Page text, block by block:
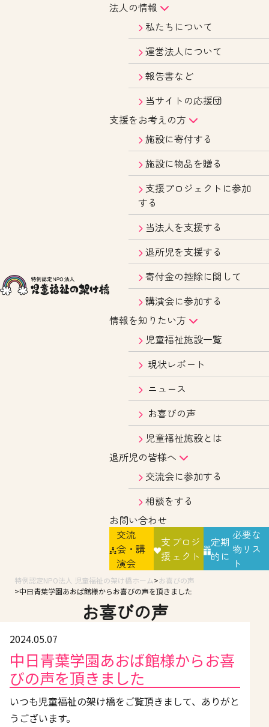
法人の情報
私たちについて
運営法人について
報告書など
当サイトの応援団
支援をお考えの方
施設に寄付する
施設に物品を贈る
支援プロジェクトに参加
する
当法人を支援する
退所児を支援する
寄付金の控除に関して
講演会に参加する
情報を知りたい方
児童福祉施設一覧
現状レポート
ニュース
お喜びの声
児童福祉施設とは
退所児の皆様へ
交流会に参加する
相談をする
お問い合わせ
交流
会・講
演会
支
援
プロジ
ェクト
定期
的に
必要な
物リス
ト
特例認定NPO法人 児童福祉の架け橋ホーム
お喜びの声
中日青葉学園あおば館様からお喜びの声を頂きました
お喜びの声
2024.05.07
中日青葉学園あおば館様からお喜
びの声を頂きました
いつも児童福祉の架け橋をご覧頂きまして、ありがと
うございます。